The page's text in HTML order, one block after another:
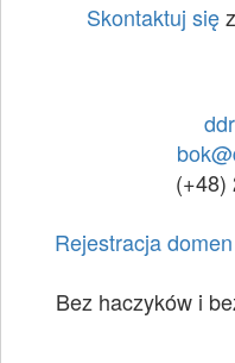
Skontaktuj się
(+48)
Rejestracja
Bez haczyków i